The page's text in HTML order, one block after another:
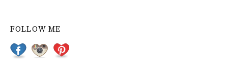
FOLLOW ME